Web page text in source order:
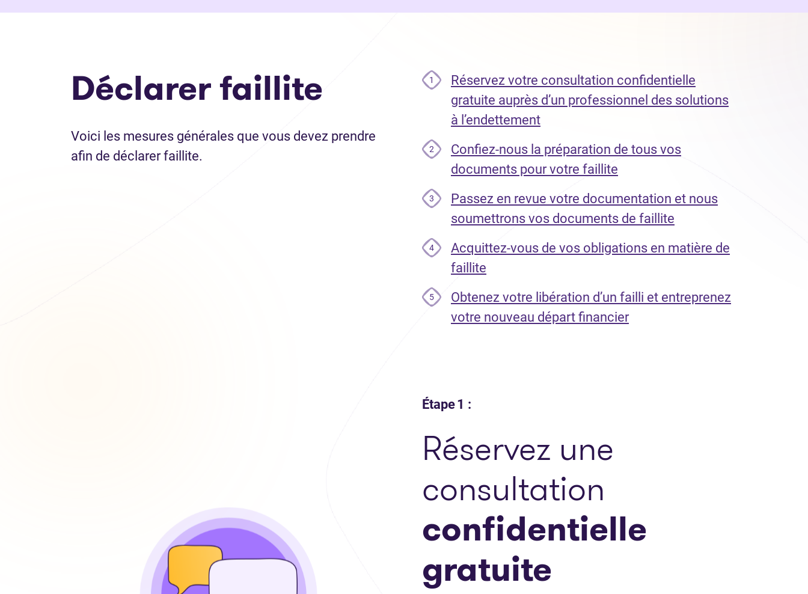
Déclarer faillite
Voici les mesures générales que vous devez prendre
afin de déclarer faillite.
1
Réservez votre consultation confidentielle
gratuite auprès d’un professionnel des solutions
à l’endettement
2
Confiez-nous la préparation de tous vos
documents pour votre faillite
3
Passez en revue votre documentation et nous
soumettrons vos documents de faillite
4
Acquittez-vous de vos obligations en matière de
faillite
5
Obtenez votre libération d’un failli et entreprenez
votre nouveau départ financier
Étape 1 :
Réservez une
consultation
confidentielle
gratuite